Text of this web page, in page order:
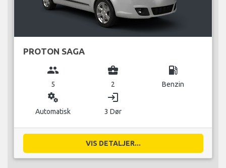
PROTON SAGA
group
5
business_center
2
local_gas_station
Benzin
miscellaneous_services
Automatisk
login
3 Dør
VIS DETALJER...